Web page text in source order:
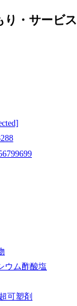
り・サービス
ウム酢酸塩
可塑剤